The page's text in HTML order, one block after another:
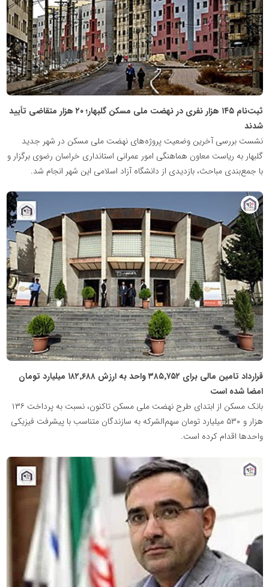
ثبت‌نام ۱۴۵ هزار نفری در نهضت ملی مسکن گلبهار؛ ۲۰ هزار متقاضی تأیید
شدند
نشست بررسی آخرین وضعیت پروژه‌های نهضت ملی مسکن در شهر جدید
گلبهار به ریاست معاون هماهنگی امور عمرانی استانداری خراسان رضوی برگزار و
با جمع‌بندی مباحث، بازدیدی از دانشگاه آزاد اسلامی این شهر انجام شد.
مسکن
قرارداد تامین مالی برای ۳۸۵٬۷۵۲ واحد به ارزش ۱۸۲٬۶۸۸ میلیارد تومان
امضا شده است
بانک مسکن از ابتدای طرح نهضت ملی مسکن تاکنون، نسبت به پرداخت ۱۳۶
هزار و ۵۳۰ میلیارد تومان سهم‌الشرکه به سازندگان متناسب با پیشرفت فیزیکی
واحدها اقدام کرده است.
پایگاه
خبری
نهضت
ملی
مسکن
نهضت
مسکن